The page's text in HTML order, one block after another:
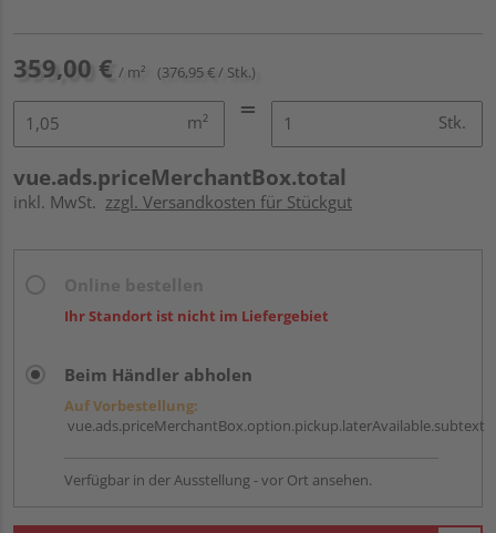
359,00 € / m² (376,95 € / Stk.)
m² Stk.
vue.ads.priceMerchantBox.total
inkl. MwSt. zzgl. Versandkosten für Stückgut
Ihr Standort ist nicht im Liefergebiet
Beim Händler abholen
Auf Vorbestellung:
vue.ads.priceMerchantBox.option.pickup.laterAvailable.subtext
Verfügbar in der Ausstellung - vor Ort ansehen.